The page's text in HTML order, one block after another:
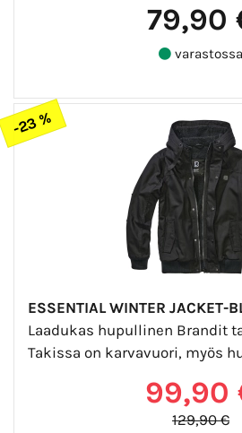
79,90
varastossa
-23 %
ESSENTIAL WINTER JACKET-
Laadukas hupullinen Brandit
Takissa on karvavuori, myös
99,90
129,90 €